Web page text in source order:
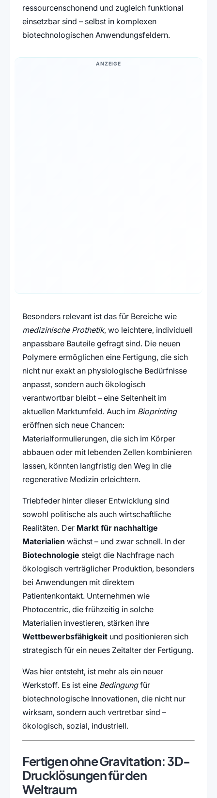
ressourcenschonend und zugleich funktional
einsetzbar sind – selbst in komplexen
biotechnologischen Anwendungsfeldern.
ANZEIGE
Besonders relevant ist das für Bereiche wie
medizinische Prothetik, wo leichtere, individuell
anpassbare Bauteile gefragt sind. Die neuen
Polymere ermöglichen eine Fertigung, die sich
nicht nur exakt an physiologische Bedürfnisse
anpasst, sondern auch ökologisch
verantwortbar bleibt – eine Seltenheit im
aktuellen Marktumfeld. Auch im Bioprinting
eröffnen sich neue Chancen:
Materialformulierungen, die sich im Körper
abbauen oder mit lebenden Zellen kombinieren
lassen, könnten langfristig den Weg in die
regenerative Medizin erleichtern.
Triebfeder hinter dieser Entwicklung sind
sowohl politische als auch wirtschaftliche
Realitäten. Der Markt für nachhaltige
Materialien wächst – und zwar schnell. In der
Biotechnologie steigt die Nachfrage nach
ökologisch verträglicher Produktion, besonders
bei Anwendungen mit direktem
Patientenkontakt. Unternehmen wie
Photocentric, die frühzeitig in solche
Materialien investieren, stärken ihre
Wettbewerbsfähigkeitund positionieren sich
strategisch für ein neues Zeitalter der Fertigung.
Was hier entsteht, ist mehr als ein neuer
Werkstoff. Es ist eine Bedingungfür
biotechnologische Innovationen, die nicht nur
wirksam, sondern auch vertretbar sind –
ökologisch, sozial, industriell.
Fertigen ohne Gravitation: 3D-
Drucklösungen für den
Weltraum